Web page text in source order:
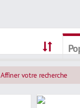
Affiner votre recherche